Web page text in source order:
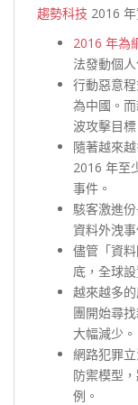
趨勢科技 2016
2016 年為
法發動個人
行動惡意
為中國。
波攻擊目標
隨著越來
2016 年至
事件。
駭客激進
資料外洩
儘管「資
底，全球
越來越多
團開始尋
大幅減少。
網路犯罪
防禦模型
例。